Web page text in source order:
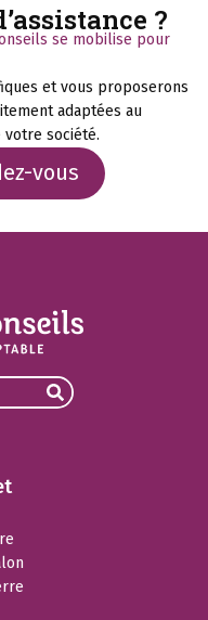
?
se mobilise pour
et vous proposerons
adaptées au
société.
vous